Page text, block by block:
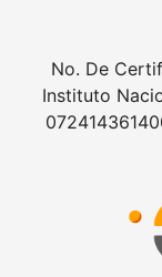
No. De
Instituto